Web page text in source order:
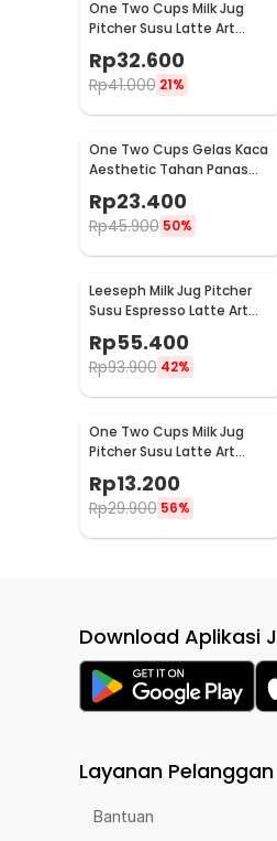
One Two Cups Milk Jug
Pitcher Susu Latte Art
Espresso Stainless Steel
350ml - J068
Rp32.600
Rp41.000 21%
One Two Cups Gelas Kaca
Aesthetic Tahan Panas
Double Wall Glass 433ml -
PLY1704
Rp23.400
Rp45.900 50%
Leeseph Milk Jug Pitcher
Susu Espresso Latte Art
2016
Rp55.400
Rp93.900 42%
One Two Cups Milk Jug
Pitcher Susu Latte Art
Espresso Stainless Steel
1.5oz - S06HG
Rp13.200
Rp29.900 56%
Download Aplikasi
Layanan Pelanggan
Bantuan